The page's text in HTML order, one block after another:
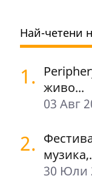
Най-четени
1. живо...
03 Авг
2.
30 Юли